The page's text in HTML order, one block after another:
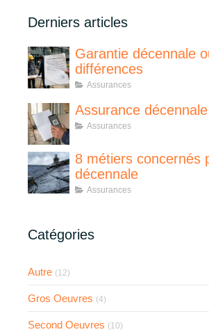
Derniers articles
Garantie décennale
différences
Assurances
Assurance
Assurances
8 métiers concernés
décennale
Assurances
Catégories
Autre (12)
Gros Oeuvres (4)
Second Oeuvres (10)